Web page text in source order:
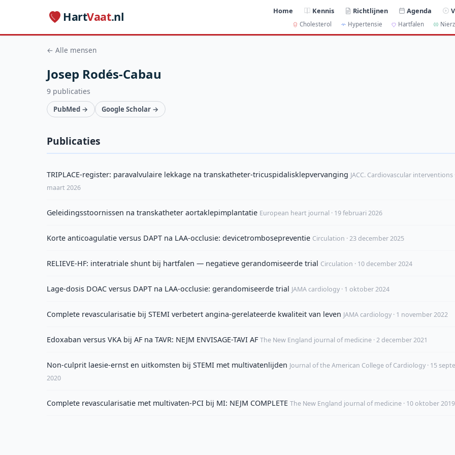
HartVaat.nl Home Kennis Richtlijnen Agenda
Cholesterol Hypertensie Hartfalen
← Alle mensen
Josep Rodés-Cabau
9 publicaties
PubMed → Google Scholar →
Publicaties
TRIPLACE-register: paravalvulaire lekkage na transkatheter-tricuspidalisklepvervanging JACC. Cardiovascular interventions
maart 2026
Geleidingsstoornissen na transkatheter aortaklepimplantatie European heart journal · 19 februari 2026
Korte anticoagulatie versus DAPT na LAA-occlusie: devicetrombosepreventie Circulation · 23 december 2025
RELIEVE-HF: interatriale shunt bij hartfalen — negatieve gerandomiseerde trial Circulation · 10 december 2024
Lage-dosis DOAC versus DAPT na LAA-occlusie: gerandomiseerde trial JAMA cardiology · 1 oktober 2024
Complete revascularisatie bij STEMI verbetert angina-gerelateerde kwaliteit van leven JAMA cardiology · 1 november 2022
Edoxaban versus VKA bij AF na TAVR: NEJM ENVISAGE-TAVI AF The New England journal of medicine · 2 december 2021
Non-culprit laesie-ernst en uitkomsten bij STEMI met multivatenlijden Journal of the American College of Cardiology · 15
2020
Complete revascularisatie met multivaten-PCI bij MI: NEJM COMPLETE The New England journal of medicine · 10 oktober 2019